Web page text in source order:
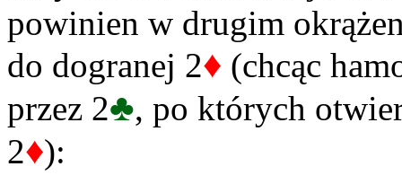
powinien w drugim
do dogranej 2♦ (chcąc
przez 2♣, po których
2♦):